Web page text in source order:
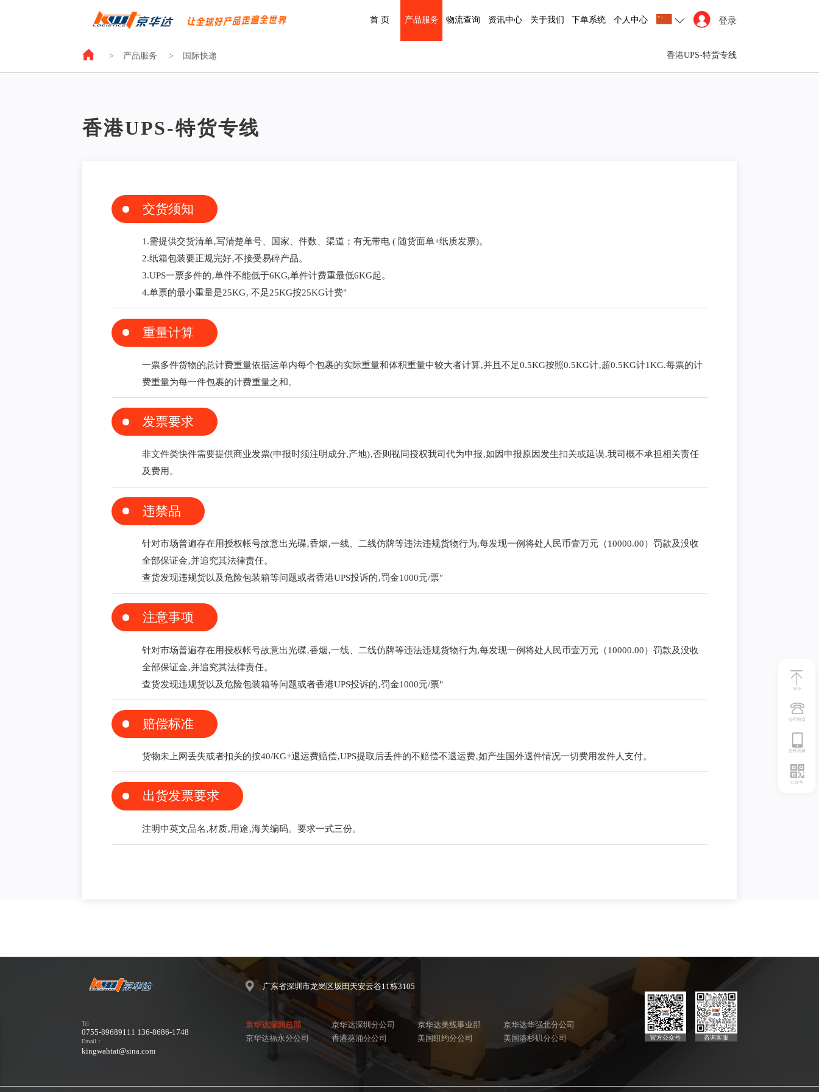
首 页 产品服务 物流查询 资讯中心 关于我们 下单系统 个人中心 登录
TOP
公司电话
合作洽谈
公众号
> 产品服务 > 国际快递 香港UPS-特货专线
香港UPS-特货专线
交货须知
1.需提供交货清单‚写清楚单号、国家、件数、渠道；有无带电 ( 随货面单+纸质发票)。
2.纸箱包装要正规完好‚不接受易碎产品。
3.UPS一票多件的‚单件不能低于6KG,单件计费重最低6KG起。
4.单票的最小重量是25KG‚ 不足25KG按25KG计费"
重量计算
一票多件货物的总计费重量依据运单内每个包裹的实际重量和体积重量中较大者计算‚并且不足0.5KG按照0.5KG计‚超0.5KG计1KG.每票的计
费重量为每一件包裹的计费重量之和。
发票要求
非文件类快件需要提供商业发票(申报时须注明成分,产地)‚否则视同授权我司代为申报‚如因申报原因发生扣关或延误‚我司概不承担相关责任
及费用。
违禁品
针对市场普遍存在用授权帐号故意出光碟‚香烟‚一线、二线仿牌等违法违规货物行为,每发现一例将处人民币壹万元（10000.00）罚款及没收
全部保证金‚并追究其法律责任。
查货发现违规货以及危险包装箱等问题或者香港UPS投诉的‚罚金1000元/票"
注意事项
针对市场普遍存在用授权帐号故意出光碟‚香烟‚一线、二线仿牌等违法违规货物行为,每发现一例将处人民币壹万元（10000.00）罚款及没收
全部保证金‚并追究其法律责任。
查货发现违规货以及危险包装箱等问题或者香港UPS投诉的‚罚金1000元/票"
赔偿标准
货物未上网丢失或者扣关的按40/KG+退运费赔偿‚UPS提取后丢件的不赔偿不退运费‚如产生国外退件情况一切费用发件人支付。
出货发票要求
注明中英文品名‚材质‚用途‚海关编码。要求一式三份。
广东省深圳市龙岗区坂田天安云谷11栋3105
京华达深圳总部 京华达深圳分公司 京华达美线事业部
京华达华强北分公司
京华达福永分公司
香港葵涌分公司 美国纽约分公司 美国洛杉矶分公司
Tel
0755-89689111 136-8686-1748
Email：
kingwahtat@sina.com
官方公众号 咨询客服